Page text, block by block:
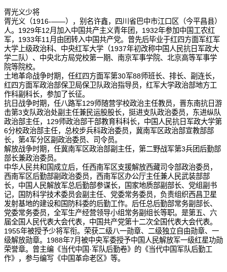
胥光义少将
胥光义（1916-——），别名许鑫，四川省巴中市江口区（今平昌县）
人。1929年12月加入中国共产主义青年团，1932年参加中国工农红
军，1933年11月由团转入中国共产党。曾先后毕业于红四方面军红军
大学上级政治科、中央红军大学（1937年初改称中国人民抗日军政大
学二队）、中央北方局党校第一期、南京军事学院、北京高等军事学
院等院校。
土地革命战争时期，任红四方面军第30军88师班长、排长、副连长，
红四方面军政治部保卫局保卫队政治指导员，红军大学政治部地方工
作科副科长，参加了长征。
抗日战争时期，任八路军129师随营学校政治主任教员，晋东南抗日游
击第3支队政治处副主任兼民运股股长，挺进支队政治委员，东进纵队
政治部主任，129师政治部干部教育科科长，中国人民抗日军政大学第
6分校政治部主任，总校步兵科政治委员，冀南军区政治部宣教部部
长，第4军分区副政治委员、司令员。
解放战争时期，任冀南军区政治部副主任，第二野战军第3兵团后勤部
部长兼政治委员。
中华人民共和国成立后，任西南军区支援解放西藏司令部政治委员，
西南军区后勤部副政治委员，西南军区办公厅主任兼人民武装部部
长，中国人民解放军总后勤部参谋长，国家地质部副部长、党组副书
记，国防科学技术委员会副主任、党委常务委员，负责组织西昌卫星
发射基地的建设和国防科委的后勤工作。后任总后勤部常务副部长、
党委常务委员，全军生产经营领导小组常务副组长等职。是第五、六
届全国人民代表大会代表，中国共产党第十二次全国代表大会代表。
1955年被授予少将军衔。荣获二级八一勋章、二级独立自由勋章、一
级解放勋章。1988年7月被中央军委授予中国人民解放军一级红星功勋
荣誉章。曾主编《当代中国·军队后勤卷》的《当代中国军队后勤工
作》，参与编写《中国革命老区》等。